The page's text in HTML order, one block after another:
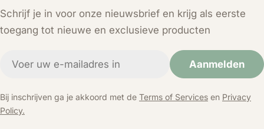
Schrijf je in voor onze nieuwsbrief en krijg als eerste
toegang tot nieuwe en exclusieve producten
Aanmelden
Bij inschrijven ga je akkoord met de Terms of Services en Privacy
Policy.